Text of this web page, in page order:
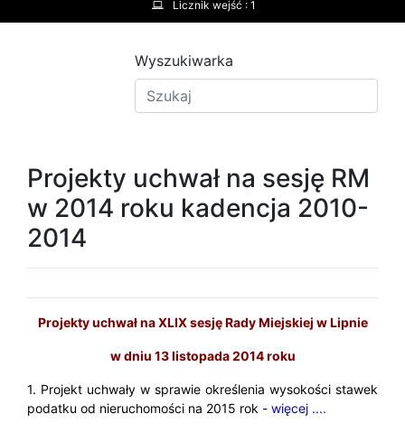
Licznik wejść : 1
Wyszukiwarka
Projekty uchwał na sesję RM
w 2014 roku kadencja 2010-
2014
Projekty uchwał na XLIX sesję Rady Miejskiej w Lipnie
w dniu 13 listopada 2014 roku
1. Projekt uchwały w sprawie określenia wysokości stawek
podatku od nieruchomości na 2015 rok - więcej ....